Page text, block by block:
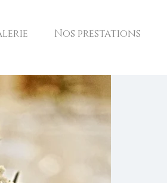
Nos prestations